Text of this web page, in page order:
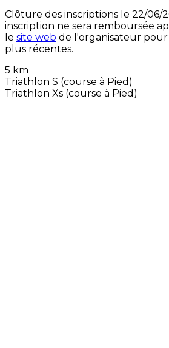
Clôture des inscriptions le 22/06/
inscription ne sera remboursée
le site web de l'organisateur
plus récentes.
5 km
Triathlon S (course à Pied)
Triathlon Xs (course à Pied)